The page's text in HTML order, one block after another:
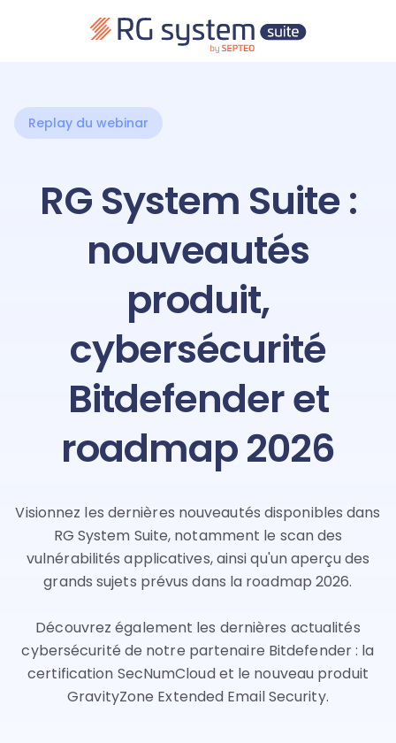
Replay du webinar
RG System Suite :
nouveautés
produit,
cybersécurité
Bitdefender et
roadmap 2026
Visionnez les dernières nouveautés disponibles dans
RG System Suite, notamment le scan des
vulnérabilités applicatives, ainsi qu'un aperçu des
grands sujets prévus dans la roadmap 2026.
Découvrez également les dernières actualités
cybersécurité de notre partenaire Bitdefender : la
certification SecNumCloud et le nouveau produit
GravityZone Extended Email Security.